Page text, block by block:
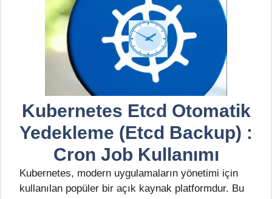
Kubernetes Etcd Otomatik
Yedekleme (Etcd Backup) :
Cron Job Kullanımı
Kubernetes, modern uygulamaların yönetimi için
kullanılan popüler bir açık kaynak platformdur. Bu